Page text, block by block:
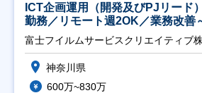
ICT企画運用（開発及びPJリード
勤務／リモート週2OK／業務改善
富士フイルムサービスクリエイティブ
神奈川県
600万~830万